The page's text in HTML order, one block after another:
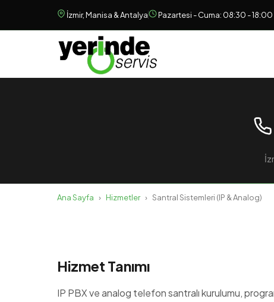
İzmir, Manisa & Antalya Pazartesi - Cuma: 08:30 - 18:00
Ana Sayfa › Hizmetler › Santral Sistemleri (IP & Analog)
Hizmet Tanımı
IP PBX ve analog telefon santralı kurulumu,